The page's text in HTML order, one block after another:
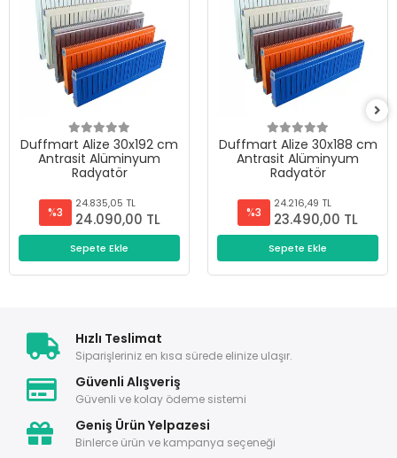
Duffmart Alize 30x192 cm
Antrasit Alüminyum
Radyatör
%3
24.835,05 TL
24.090,00 TL
Sepete Ekle
Duffmart Alize 30x188 cm
Antrasit Alüminyum
Radyatör
%3
24.216,49 TL
23.490,00 TL
Sepete Ekle
Hızlı Teslimat
Siparişleriniz en kısa sürede elinize ulaşır.
Güvenli Alışveriş
Güvenli ve kolay ödeme sistemi
Geniş Ürün Yelpazesi
Binlerce ürün ve kampanya seçeneği